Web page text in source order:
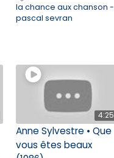
la chance aux chanson -
pascal sevran
4:25
Anne Sylvestre • Que
vous êtes beaux